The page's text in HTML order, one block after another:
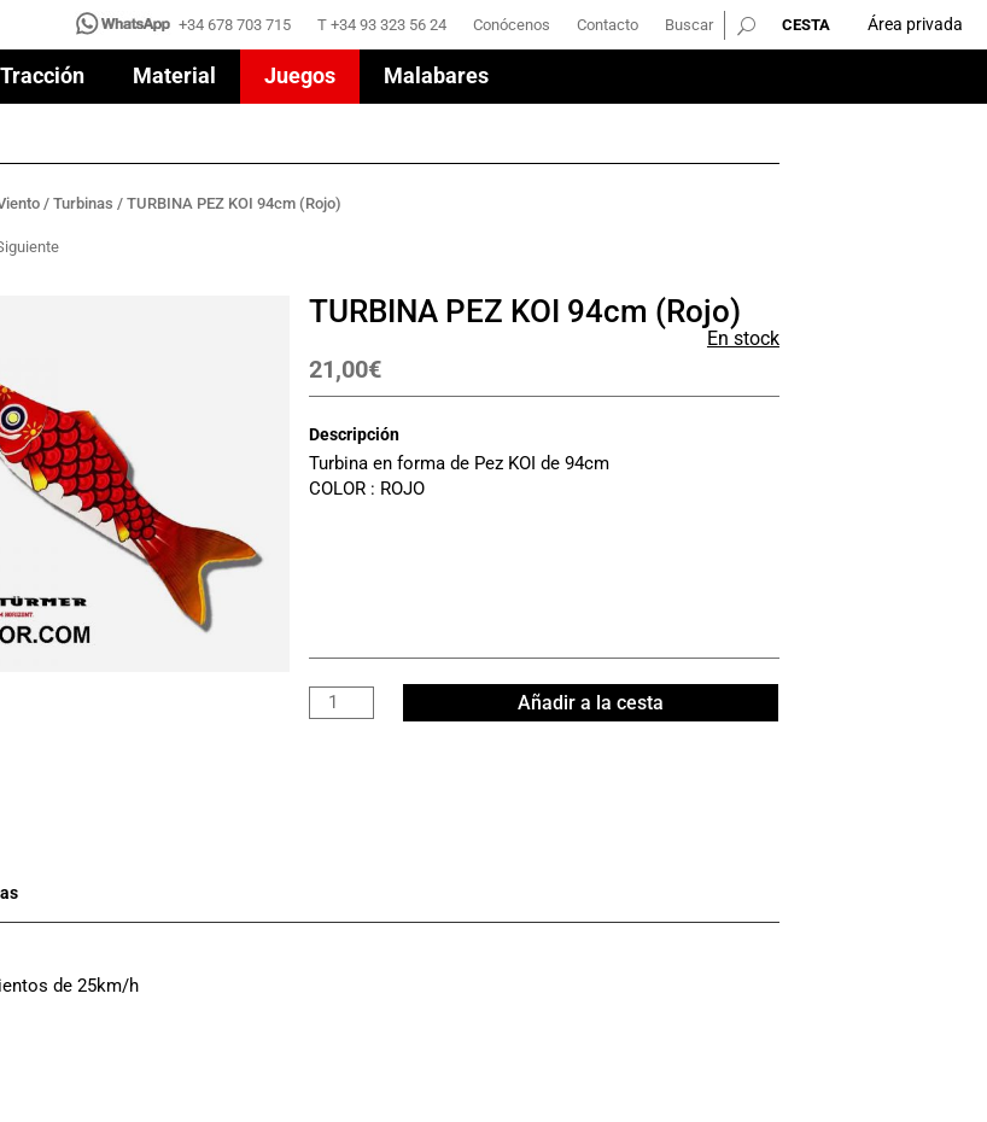
+34 678 703 715 T +34 93 323 56 24 Conócenos Contacto Buscar Área privada
Tracción Material Juegos Malabares
+34 678 703 715 T +34 93 323 56 24 Conócenos Contacto Buscar Área privada
Tracción Material Juegos Malabares
/ Turbinas / TURBINA PEZ KOI 94cm (Rojo)
TURBINA PEZ KOI 94cm (Rojo)
21,00€
En stock
Descripción
Turbina en forma de Pez KOI de 94cm
COLOR : ROJO
TURBINA
PEZ
Añadir a la cesta
de 25km/h